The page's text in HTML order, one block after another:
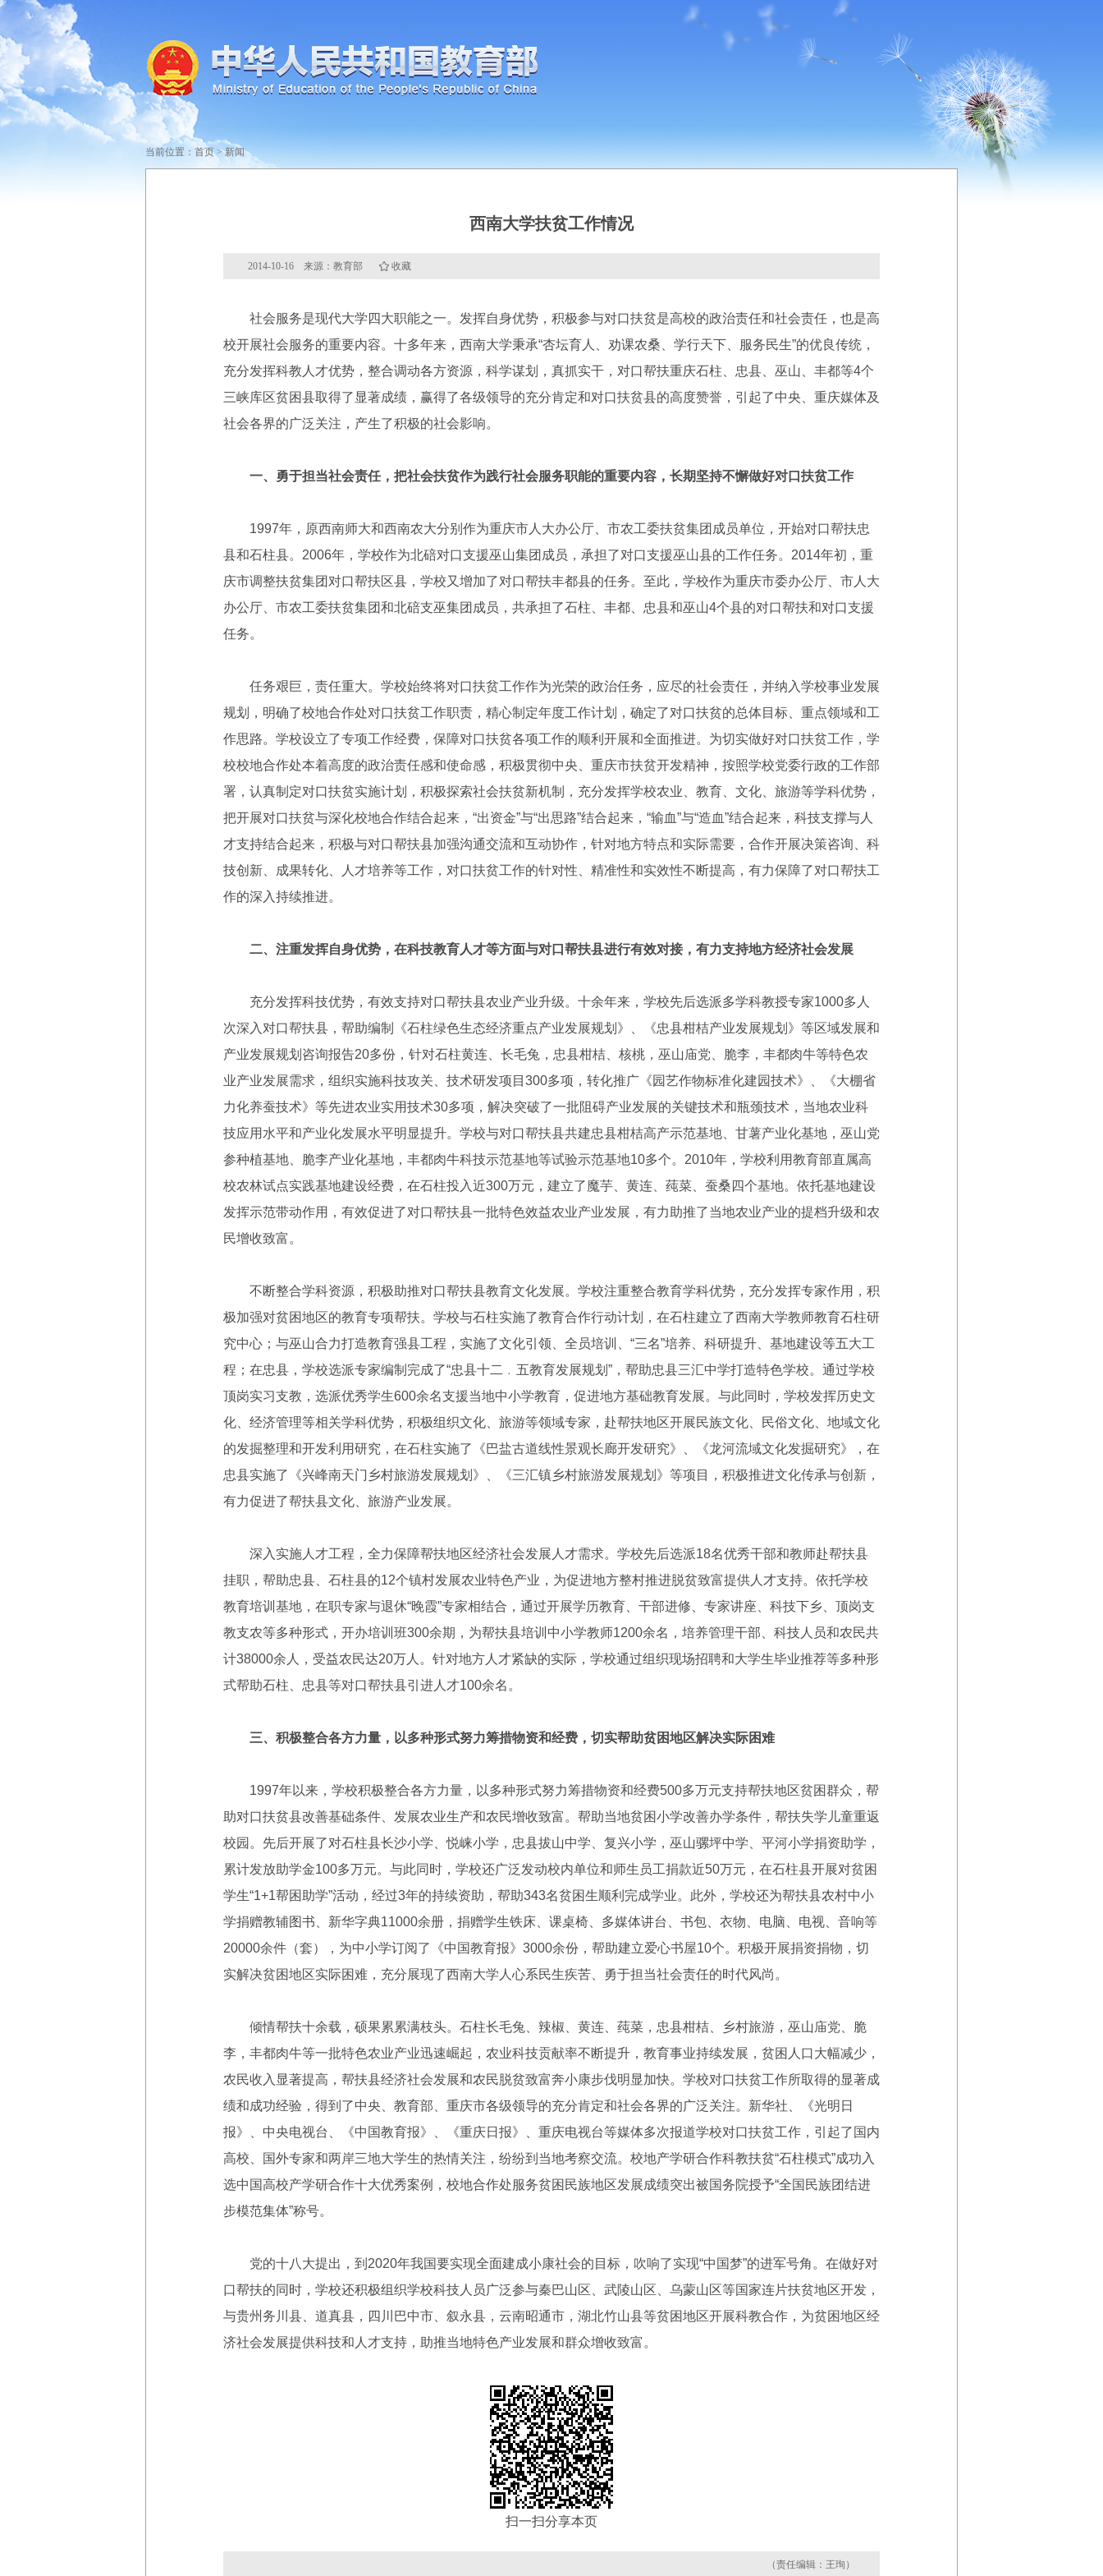
当前位置： 首页>新闻
西南大学扶贫工作情况
2014-10-16 来源：教育部 收藏
社会服务是现代大学四大职能之一。发挥自身优势，积极参与对口扶贫是高校的政治责任和社会责任，也是高
校开展社会服务的重要内容。十多年来，西南大学秉承“杏坛育人、劝课农桑、学行天下、服务民生”的优良传统，
充分发挥科教人才优势，整合调动各方资源，科学谋划，真抓实干，对口帮扶重庆石柱、忠县、巫山、丰都等4个
三峡库区贫困县取得了显著成绩，赢得了各级领导的充分肯定和对口扶贫县的高度赞誉，引起了中央、重庆媒体及
社会各界的广泛关注，产生了积极的社会影响。
一、勇于担当社会责任，把社会扶贫作为践行社会服务职能的重要内容，长期坚持不懈做好对口扶贫工作
1997年，原西南师大和西南农大分别作为重庆市人大办公厅、市农工委扶贫集团成员单位，开始对口帮扶忠
县和石柱县。2006年，学校作为北碚对口支援巫山集团成员，承担了对口支援巫山县的工作任务。2014年初，重
庆市调整扶贫集团对口帮扶区县，学校又增加了对口帮扶丰都县的任务。至此，学校作为重庆市委办公厅、市人大
办公厅、市农工委扶贫集团和北碚支巫集团成员，共承担了石柱、丰都、忠县和巫山4个县的对口帮扶和对口支援
任务。
任务艰巨，责任重大。学校始终将对口扶贫工作作为光荣的政治任务，应尽的社会责任，并纳入学校事业发展
规划，明确了校地合作处对口扶贫工作职责，精心制定年度工作计划，确定了对口扶贫的总体目标、重点领域和工
作思路。学校设立了专项工作经费，保障对口扶贫各项工作的顺利开展和全面推进。为切实做好对口扶贫工作，学
校校地合作处本着高度的政治责任感和使命感，积极贯彻中央、重庆市扶贫开发精神，按照学校党委行政的工作部
署，认真制定对口扶贫实施计划，积极探索社会扶贫新机制，充分发挥学校农业、教育、文化、旅游等学科优势，
把开展对口扶贫与深化校地合作结合起来，“出资金”与“出思路”结合起来，“输血”与“造血”结合起来，科技支撑与人
才支持结合起来，积极与对口帮扶县加强沟通交流和互动协作，针对地方特点和实际需要，合作开展决策咨询、科
技创新、成果转化、人才培养等工作，对口扶贫工作的针对性、精准性和实效性不断提高，有力保障了对口帮扶工
作的深入持续推进。
二、注重发挥自身优势，在科技教育人才等方面与对口帮扶县进行有效对接，有力支持地方经济社会发展
充分发挥科技优势，有效支持对口帮扶县农业产业升级。十余年来，学校先后选派多学科教授专家1000多人
次深入对口帮扶县，帮助编制《石柱绿色生态经济重点产业发展规划》、《忠县柑桔产业发展规划》等区域发展和
产业发展规划咨询报告20多份，针对石柱黄连、长毛兔，忠县柑桔、核桃，巫山庙党、脆李，丰都肉牛等特色农
业产业发展需求，组织实施科技攻关、技术研发项目300多项，转化推广《园艺作物标准化建园技术》、《大棚省
力化养蚕技术》等先进农业实用技术30多项，解决突破了一批阻碍产业发展的关键技术和瓶颈技术，当地农业科
技应用水平和产业化发展水平明显提升。学校与对口帮扶县共建忠县柑桔高产示范基地、甘薯产业化基地，巫山党
参种植基地、脆李产业化基地，丰都肉牛科技示范基地等试验示范基地10多个。2010年，学校利用教育部直属高
校农林试点实践基地建设经费，在石柱投入近300万元，建立了魔芋、黄连、莼菜、蚕桑四个基地。依托基地建设
发挥示范带动作用，有效促进了对口帮扶县一批特色效益农业产业发展，有力助推了当地农业产业的提档升级和农
民增收致富。
不断整合学科资源，积极助推对口帮扶县教育文化发展。学校注重整合教育学科优势，充分发挥专家作用，积
极加强对贫困地区的教育专项帮扶。学校与石柱实施了教育合作行动计划，在石柱建立了西南大学教师教育石柱研
究中心；与巫山合力打造教育强县工程，实施了文化引领、全员培训、“三名”培养、科研提升、基地建设等五大工
程；在忠县，学校选派专家编制完成了“忠县十二﹒五教育发展规划”，帮助忠县三汇中学打造特色学校。通过学校
顶岗实习支教，选派优秀学生600余名支援当地中小学教育，促进地方基础教育发展。与此同时，学校发挥历史文
化、经济管理等相关学科优势，积极组织文化、旅游等领域专家，赴帮扶地区开展民族文化、民俗文化、地域文化
的发掘整理和开发利用研究，在石柱实施了《巴盐古道线性景观长廊开发研究》、《龙河流域文化发掘研究》，在
忠县实施了《兴峰南天门乡村旅游发展规划》、《三汇镇乡村旅游发展规划》等项目，积极推进文化传承与创新，
有力促进了帮扶县文化、旅游产业发展。
深入实施人才工程，全力保障帮扶地区经济社会发展人才需求。学校先后选派18名优秀干部和教师赴帮扶县
挂职，帮助忠县、石柱县的12个镇村发展农业特色产业，为促进地方整村推进脱贫致富提供人才支持。依托学校
教育培训基地，在职专家与退休“晚霞”专家相结合，通过开展学历教育、干部进修、专家讲座、科技下乡、顶岗支
教支农等多种形式，开办培训班300余期，为帮扶县培训中小学教师1200余名，培养管理干部、科技人员和农民共
计38000余人，受益农民达20万人。针对地方人才紧缺的实际，学校通过组织现场招聘和大学生毕业推荐等多种形
式帮助石柱、忠县等对口帮扶县引进人才100余名。
三、积极整合各方力量，以多种形式努力筹措物资和经费，切实帮助贫困地区解决实际困难
1997年以来，学校积极整合各方力量，以多种形式努力筹措物资和经费500多万元支持帮扶地区贫困群众，帮
助对口扶贫县改善基础条件、发展农业生产和农民增收致富。帮助当地贫困小学改善办学条件，帮扶失学儿童重返
校园。先后开展了对石柱县长沙小学、悦崃小学，忠县拔山中学、复兴小学，巫山骡坪中学、平河小学捐资助学，
累计发放助学金100多万元。与此同时，学校还广泛发动校内单位和师生员工捐款近50万元，在石柱县开展对贫困
学生“1+1帮困助学”活动，经过3年的持续资助，帮助343名贫困生顺利完成学业。此外，学校还为帮扶县农村中小
学捐赠教辅图书、新华字典11000余册，捐赠学生铁床、课桌椅、多媒体讲台、书包、衣物、电脑、电视、音响等
20000余件（套），为中小学订阅了《中国教育报》3000余份，帮助建立爱心书屋10个。积极开展捐资捐物，切
实解决贫困地区实际困难，充分展现了西南大学人心系民生疾苦、勇于担当社会责任的时代风尚。
倾情帮扶十余载，硕果累累满枝头。石柱长毛兔、辣椒、黄连、莼菜，忠县柑桔、乡村旅游，巫山庙党、脆
李，丰都肉牛等一批特色农业产业迅速崛起，农业科技贡献率不断提升，教育事业持续发展，贫困人口大幅减少，
农民收入显著提高，帮扶县经济社会发展和农民脱贫致富奔小康步伐明显加快。学校对口扶贫工作所取得的显著成
绩和成功经验，得到了中央、教育部、重庆市各级领导的充分肯定和社会各界的广泛关注。新华社、《光明日
报》、中央电视台、《中国教育报》、《重庆日报》、重庆电视台等媒体多次报道学校对口扶贫工作，引起了国内
高校、国外专家和两岸三地大学生的热情关注，纷纷到当地考察交流。校地产学研合作科教扶贫“石柱模式”成功入
选中国高校产学研合作十大优秀案例，校地合作处服务贫困民族地区发展成绩突出被国务院授予“全国民族团结进
步模范集体”称号。
党的十八大提出，到2020年我国要实现全面建成小康社会的目标，吹响了实现“中国梦”的进军号角。在做好对
口帮扶的同时，学校还积极组织学校科技人员广泛参与秦巴山区、武陵山区、乌蒙山区等国家连片扶贫地区开发，
与贵州务川县、道真县，四川巴中市、叙永县，云南昭通市，湖北竹山县等贫困地区开展科教合作，为贫困地区经
济社会发展提供科技和人才支持，助推当地特色产业发展和群众增收致富。
扫一扫分享本页
（责任编辑：王珣）